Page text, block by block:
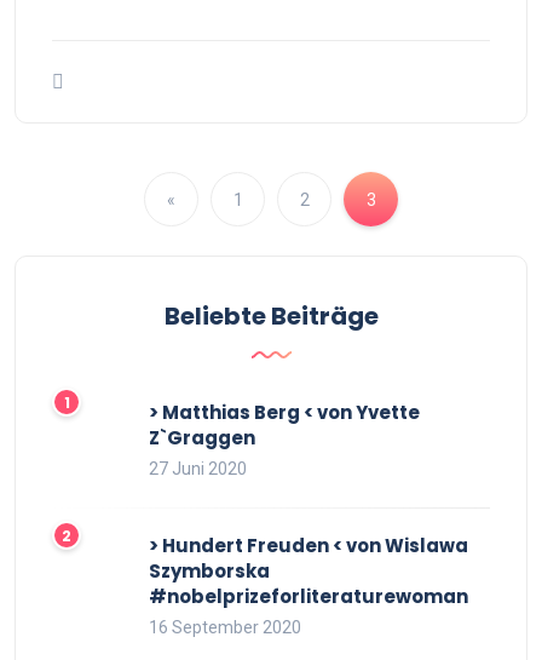
« 1 2 3
Beliebte Beiträge
> Matthias Berg < von Yvette
Z`Graggen
27 Juni 2020
> Hundert Freuden < von Wislawa
Szymborska
#nobelprizeforliteraturewoman
16 September 2020